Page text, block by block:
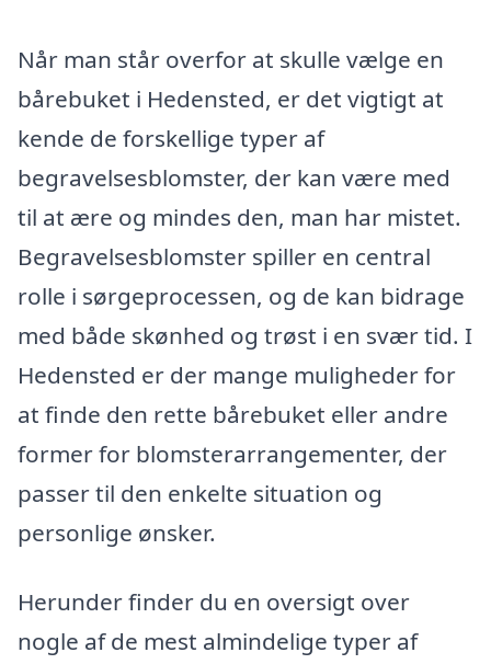
Når man står overfor at skulle vælge en
bårebuket i Hedensted, er det vigtigt at
kende de forskellige typer af
begravelsesblomster, der kan være med
til at ære og mindes den, man har mistet.
Begravelsesblomster spiller en central
rolle i sørgeprocessen, og de kan bidrage
med både skønhed og trøst i en svær tid. I
Hedensted er der mange muligheder for
at finde den rette bårebuket eller andre
former for blomsterarrangementer, der
passer til den enkelte situation og
personlige ønsker.
Herunder finder du en oversigt over
nogle af de mest almindelige typer af